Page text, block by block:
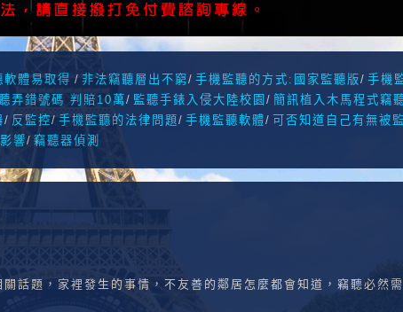
軟體易取得 / 非法竊聽層出不窮/ 手機監聽的方式:國家監聽版/ 手機
弄錯號碼 判賠10萬 / 監聽手錶入侵大陸校園 / 簡訊植入木馬程式竊
/ 反監控/ 手機監聽的法律問題/ 手機監聽軟體/ 可否知道自己有無被
響/ 竊聽器偵測
話題，家裡發生的事情，不友善的鄰居怎麼都會知道，竊聽必然